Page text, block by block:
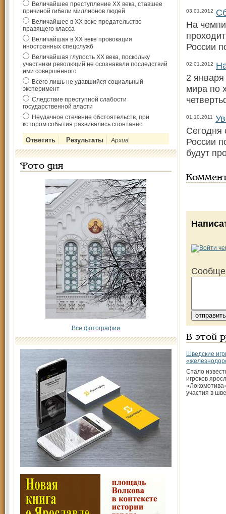
Величайшее преступление ХХ века, ставшее
причиной гибели миллионов людей
Величайшее в ХХ веке предательство
правящего класса
Величайшая в ХХ веке провокация
иностранных спецслужб
Величайшая глупость ХХ века, поскольку
участники революций не осознавали последствий
ими совершённого
Всего лишь не удавшийся социальный
эксперимент
Следствие преступной слабости
государственной власти
Неудачное стечение обстоятельств, при
котором события развивались спонтанно
Архив
Фото дня
Все фотографии
03.01.2012
На
России
02.01.2012
2
мира по
01.10.2011
Сегодня
России
будут
В этой
Шведские
Стало
игроков
участия в